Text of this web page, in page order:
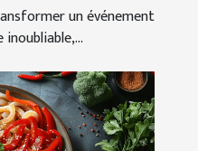
un événement